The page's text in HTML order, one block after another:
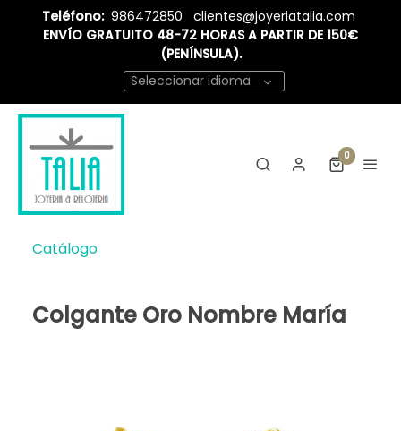
Teléfono: 986472850
clientes@joyeriatalia.com
ENVÍO GRATUITO 48-72 HORAS A PARTIR DE 150€
(PENÍNSULA).
Seleccionar idioma
0
Catálogo
Colgante Oro Nombre María